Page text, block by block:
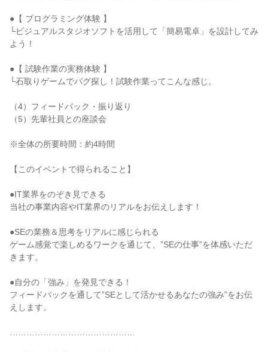
●【 プログラミング体験 】
└ビジュアルスタジオソフトを活用して「簡易電卓」を設計してみ
よう！
●【 試験作業の実務体験 】
└石取りゲームでバグ探し！試験作業ってこんな感じ。
（4）フィードバック・振り返り
（5）先輩社員との座談会
※全体の所要時間：約4時間
【このイベントで得られること】
●IT業界をのぞき見できる
当社の事業内容やIT業界のリアルをお伝えします！
●SEの業務＆思考をリアルに感じられる
ゲーム感覚で楽しめるワークを通じて、”SEの仕事”を体感いただ
きます。
●自分の「強み」を発見できる！
フィードバックを通して”SEとして活かせるあなたの強み”をお伝
えします。